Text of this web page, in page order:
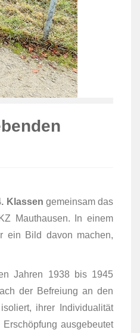
Klassen gemeinsam das
Mauthausen. In einem
ein Bild davon machen,
Jahren 1938 bis 1945
der Befreiung an den
ihrer Individualität
ausgebeutet